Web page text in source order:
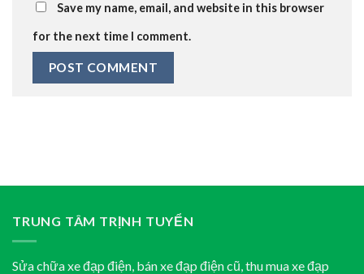
Save my name, email, and website in this browser
for the next time I comment.
TRUNG TÂM TRỊNH TUYỂN
Sửa chữa xe đạp điện, bán xe đạp điện cũ, thu mua xe đạp